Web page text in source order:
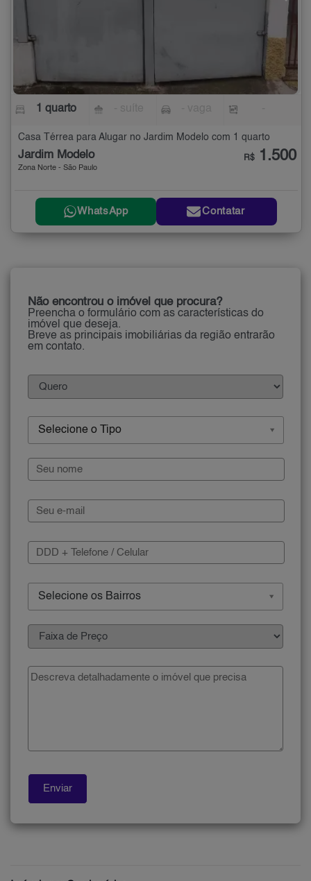
1 quarto
Casa Térrea para Alugar no Jardim Modelo com 1 quarto
Jardim Modelo
Zona Norte - São Paulo
R$ 1.500
WhatsApp Contatar
Não encontrou o imóvel que procura?
Preencha o formulário com as características do
imóvel que deseja.
Breve as principais imobiliárias da região entrarão
em contato.
Selecione o Tipo
Selecione os Bairros